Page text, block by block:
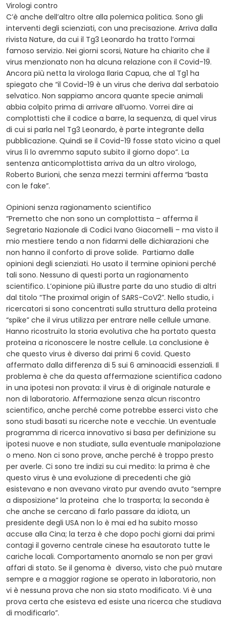
Virologi contro
C’è anche dell’altro oltre alla polemica politica. Sono gli
interventi degli scienziati, con una precisazione. Arriva dalla
rivista Nature, da cui il Tg3 Leonardo ha tratto l’ormai
famoso servizio. Nei giorni scorsi, Nature ha chiarito che il
virus menzionato non ha alcuna relazione con il Covid-19.
Ancora più netta la virologa Ilaria Capua, che al Tg1 ha
spiegato che “il Covid-19 è un virus che deriva dal serbatoio
selvatico. Non sappiamo ancora quante specie animali
abbia colpito prima di arrivare all’uomo. Vorrei dire ai
complottisti che il codice a barre, la sequenza, di quel virus
di cui si parla nel Tg3 Leonardo, è parte integrante della
pubblicazione. Quindi se il Covid-19 fosse stato vicino a quel
virus lì lo avremmo saputo subito il giorno dopo”. La
sentenza anticomplottista arriva da un altro virologo,
Roberto Burioni, che senza mezzi termini afferma “basta
con le fake”.
Opinioni senza ragionamento scientifico
“Premetto che non sono un complottista – afferma il
Segretario Nazionale di Codici Ivano Giacomelli – ma visto il
mio mestiere tendo a non fidarmi delle dichiarazioni che
non hanno il conforto di prove solide. Partiamo dalle
opinioni degli scienziati. Ho usato il termine opinioni perché
tali sono. Nessuno di questi porta un ragionamento
scientifico. L’opinione più illustre parte da uno studio di altri
dal titolo “The proximal origin of SARS-CoV2”. Nello studio, i
ricercatori si sono concentrati sulla struttura della proteina
“spike” che il virus utilizza per entrare nelle cellule umane.
Hanno ricostruito la storia evolutiva che ha portato questa
proteina a riconoscere le nostre cellule. La conclusione è
che questo virus è diverso dai primi 6 covid. Questo
affermato dalla differenza di 5 sui 6 aminoacidi essenziali. Il
problema è che da questa affermazione scientifica cadono
in una ipotesi non provata: il virus è di originale naturale e
non di laboratorio. Affermazione senza alcun riscontro
scientifico, anche perché come potrebbe esserci visto che
sono studi basati su ricerche note e vecchie. Un eventuale
programma di ricerca innovativo si basa per definizione su
ipotesi nuove e non studiate, sulla eventuale manipolazione
o meno. Non ci sono prove, anche perché è troppo presto
per averle. Ci sono tre indizi su cui medito: la prima è che
questo virus è una evoluzione di precedenti che già
esistevano e non avevano virato pur avendo avuto “sempre
a disposizione” la proteina che lo trasporta; la seconda è
che anche se cercano di farlo passare da idiota, un
presidente degli USA non lo è mai ed ha subito mosso
accuse alla Cina; la terza è che dopo pochi giorni dai primi
contagi il governo centrale cinese ha esautorato tutte le
cariche locali. Comportamento anomalo se non per gravi
affari di stato. Se il genoma è diverso, visto che può mutare
sempre e a maggior ragione se operato in laboratorio, non
vi è nessuna prova che non sia stato modificato. Vi è una
prova certa che esisteva ed esiste una ricerca che studiava
di modificarlo”.